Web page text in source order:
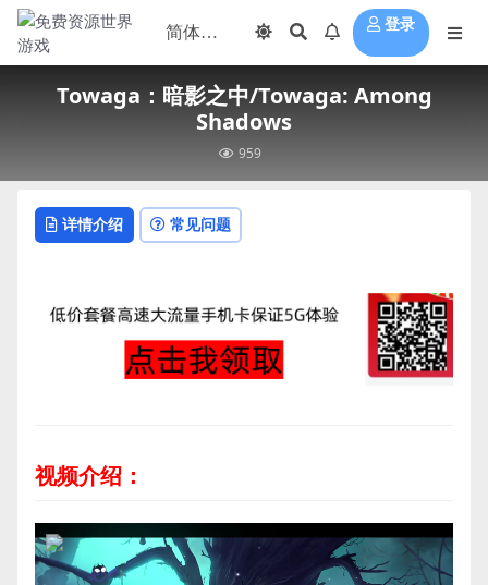
登录
Towaga：暗影之中/Towaga: Among
Shadows
959
详情介绍 常见问题
视频介绍：